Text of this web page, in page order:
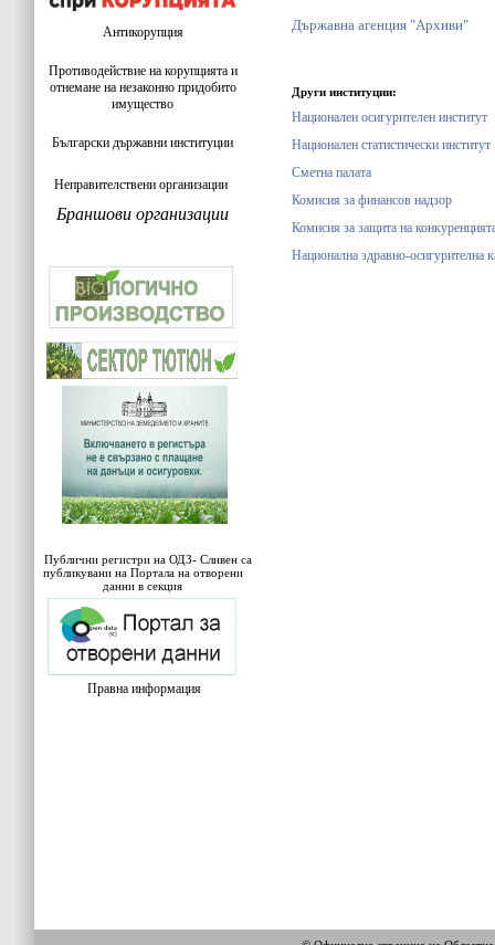
Антикорупция
Противодействие на корупцията и
отнемане на незаконно придобито
имущество
Български държавни институции
Неправителствени организации
Браншови организации
Публични регистри на ОДЗ- Сливен са
публикувани на Портала на отворени
данни в секция
Правна информация
Държавна агенция "Архиви"
Други институции:
Национален осигурителен институт
Национален статистически институт
Сметна палата
Комисия за финансов надзор
Комисия за защита на
Национална здравно-осигурителна